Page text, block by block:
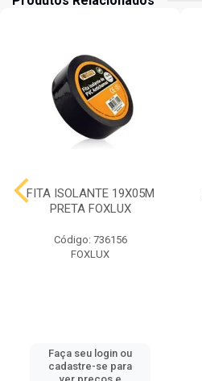
FITA ISOLANTE 19X05M
PRETA FOXLUX
Código: 736156
FOXLUX
Faça seu login ou
cadastre-se para